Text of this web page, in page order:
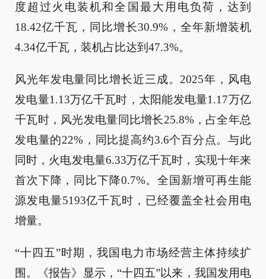
度超过火电装机和全国最大用电负荷，达到
18.42亿千瓦，同比增长30.9%，全年新增装机
4.34亿千瓦，装机占比达到47.3%。
风光年发电量同比增长近三成。2025年，风电
发电量1.13万亿千瓦时，太阳能发电量1.17万亿
千瓦时，风光发电量同比增长25.8%，占全年总
发电量的22%，同比提高约3.6个百分点。与此
同时，火电发电量6.33万亿千瓦时，实现十年来
首次下降，同比下降0.7%。全国新增可再生能
源发电量5193亿千瓦时，已经覆盖全社会用电
增量。
“十四五”时期，我国电力市场经营主体持续扩
围。《报告》显示，“十四五”以来，我国发用电